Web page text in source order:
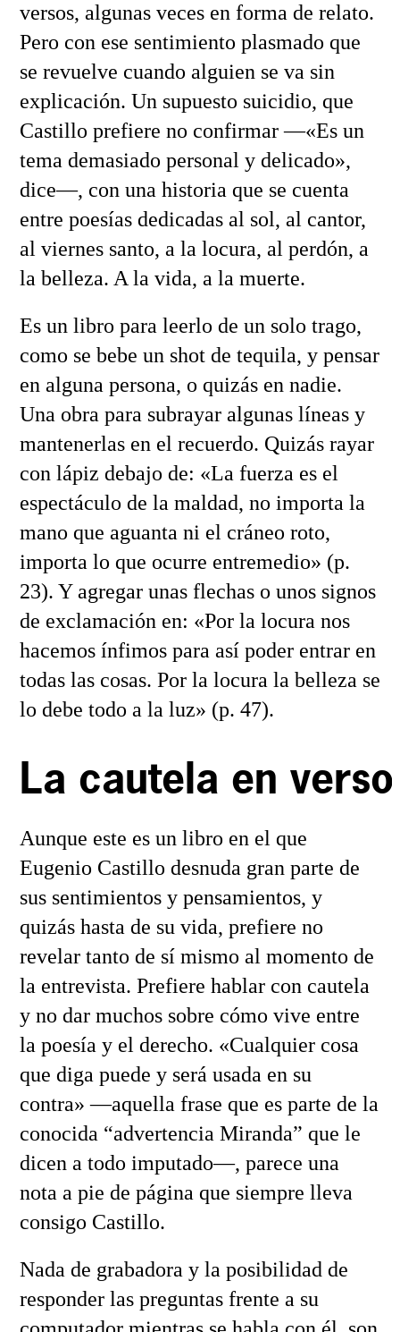
versos, algunas veces en forma de relato.
Pero con ese sentimiento plasmado que
se revuelve cuando alguien se va sin
explicación. Un supuesto suicidio, que
Castillo prefiere no confirmar —«Es un
tema demasiado personal y delicado»,
dice—, con una historia que se cuenta
entre poesías dedicadas al sol, al cantor,
al viernes santo, a la locura, al perdón, a
la belleza. A la vida, a la muerte.
Es un libro para leerlo de un solo trago,
como se bebe un shot de tequila, y pensar
en alguna persona, o quizás en nadie.
Una obra para subrayar algunas líneas y
mantenerlas en el recuerdo. Quizás rayar
con lápiz debajo de: «La fuerza es el
espectáculo de la maldad, no importa la
mano que aguanta ni el cráneo roto,
importa lo que ocurre entremedio» (p.
23). Y agregar unas flechas o unos signos
de exclamación en: «Por la locura nos
hacemos ínfimos para así poder entrar en
todas las cosas. Por la locura la belleza se
lo debe todo a la luz» (p. 47).
La cautela en
Aunque este es un libro en el que
Eugenio Castillo desnuda gran parte de
sus sentimientos y pensamientos, y
quizás hasta de su vida, prefiere no
revelar tanto de sí mismo al momento de
la entrevista. Prefiere hablar con cautela
y no dar muchos sobre cómo vive entre
la poesía y el derecho. «Cualquier cosa
que diga puede y será usada en su
contra» —aquella frase que es parte de la
conocida “advertencia Miranda” que le
dicen a todo imputado—, parece una
nota a pie de página que siempre lleva
consigo Castillo.
Nada de grabadora y la posibilidad de
responder las preguntas frente a su